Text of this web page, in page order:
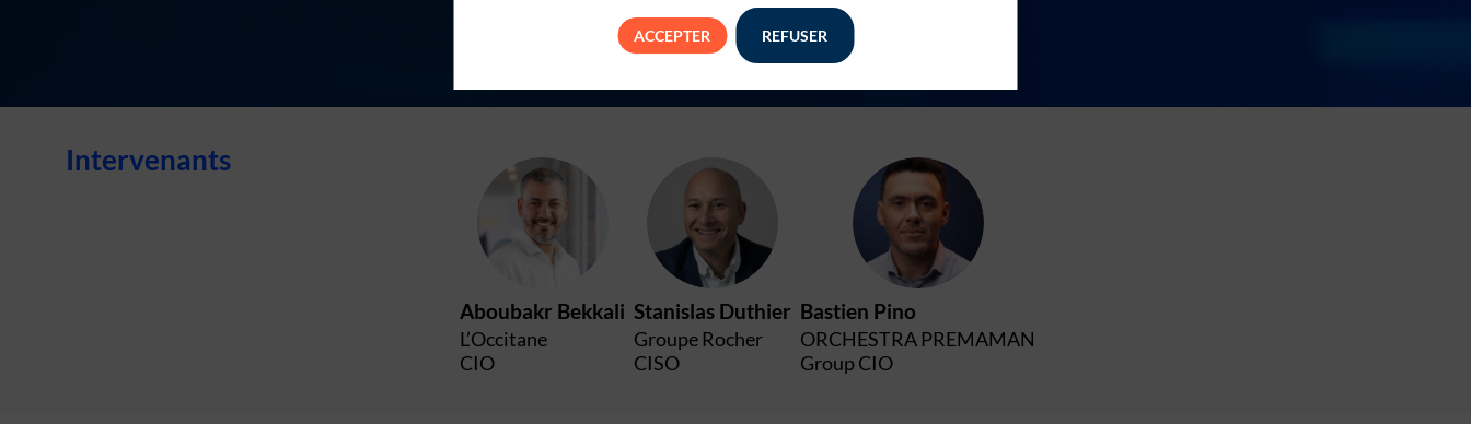
Intervenants
AB
Aboubakr Bekkali
L’Occitane
CIO
SD
Stanislas Duthier
Groupe Rocher
CISO
BP
Bastien Pino
ORCHESTRA PREMAMAN
Group CIO
ACCEPTER REFUSER